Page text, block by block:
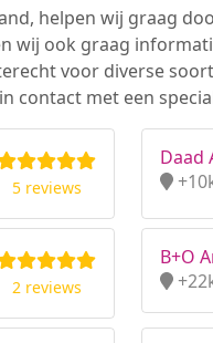
helpen wij graag
wij ook graag
voor diverse
contact met een
5 reviews
Daad
2 reviews
B+O